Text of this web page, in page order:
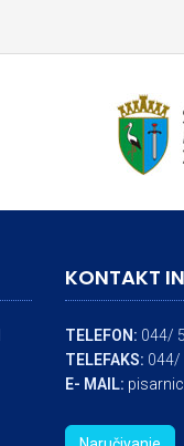
KONTAKT
TELEFON: 044/
TELEFAKS: 044/
E- MAIL: